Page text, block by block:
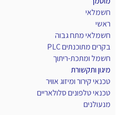
חשמלאי
ראשי
חשמלאי מתח גבוה
בקרים מתוכנתים PLC
חשמל ומתכת-ריתוך
מיגון ותקשורת
טכנאי קירור ומיזוג אוויר
טכנאי טלפונים סלולאריים
מנעולנים